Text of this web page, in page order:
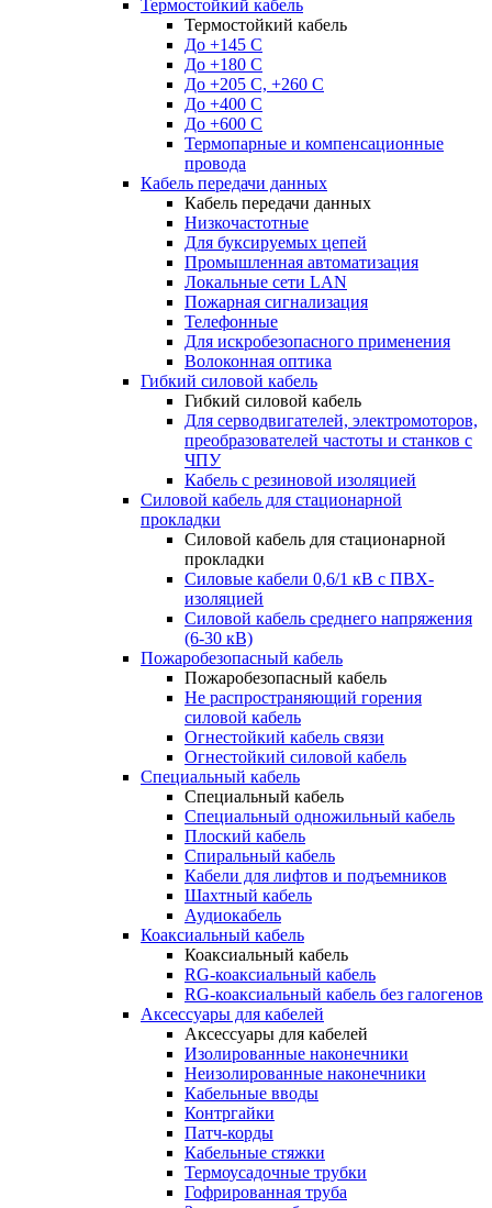
Термостойкий кабель
Термостойкий кабель
До +145 С
До +180 C
До +205 С, +260 С
До +400 C
До +600 С
Термопарные и компенсационные
провода
Кабель передачи данных
Кабель передачи данных
Низкочастотные
Для буксируемых цепей
Промышленная автоматизация
Локальные сети LAN
Пожарная сигнализация
Телефонные
Для искробезопасного применения
Волоконная оптика
Гибкий силовой кабель
Гибкий силовой кабель
Для серводвигателей, электромоторов,
преобразователей частоты и станков с
ЧПУ
Кабель с резиновой изоляцией
Силовой кабель для стационарной
прокладки
Силовой кабель для стационарной
прокладки
Силовые кабели 0,6/1 кВ с ПВХ-
изоляцией
Силовой кабель среднего напряжения
(6-30 кВ)
Пожаробезопасный кабель
Пожаробезопасный кабель
Не распространяющий горения
силовой кабель
Огнестойкий кабель связи
Огнестойкий силовой кабель
Специальный кабель
Специальный кабель
Специальный одножильный кабель
Плоский кабель
Спиральный кабель
Кабели для лифтов и подъемников
Шахтный кабель
Аудиокабель
Коаксиальный кабель
Коаксиальный кабель
RG-коаксиальный кабель
RG-коаксиальный кабель без галогенов
Аксессуары для кабелей
Аксессуары для кабелей
Изолированные наконечники
Неизолированные наконечники
Кабельные вводы
Контргайки
Патч-корды
Кабельные стяжки
Термоусадочные трубки
Гофрированная труба